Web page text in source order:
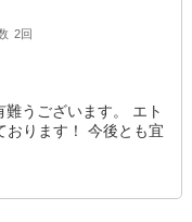
2回
うございます。 エト
おります！ 今後とも宜